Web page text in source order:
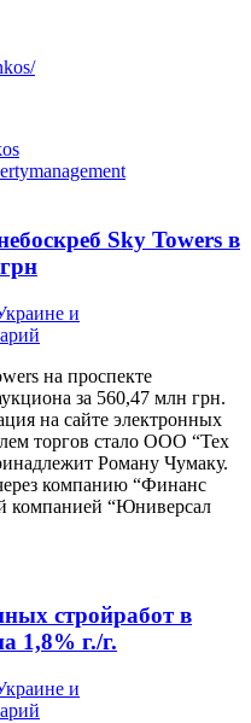
Sky Towers в
и
на проспекте
за 560,47 млн грн.
на сайте электронных
торгов стало ООО “Тех
Роману Чумаку.
компанию “Финанс
компанией “Юниверсал
стройработ в
1,8% г./г.
и